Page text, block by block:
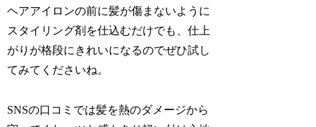
ヘアアイロンの前に髪が傷まないように
スタイリング剤を仕込むだけでも、仕上
がりが格段にきれいになるのでぜひ試し
てみてくださいね。
SNSの口コミでは髪を熱のダメージから